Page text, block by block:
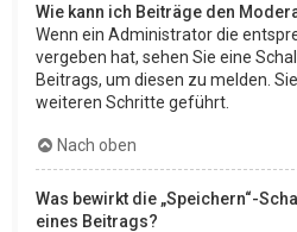
Wie kann ich Beiträge den
Wenn ein Administrator die
vergeben hat, sehen Sie eine
Beitrags, um diesen zu melden.
weiteren Schritte geführt.
Nach oben
Was bewirkt die „Speichern“-
eines Beitrags?